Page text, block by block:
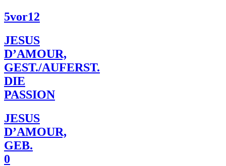
5vor12
JESUS
D’AMOUR,
GEST./AUFERST.
DIE
PASSION
JESUS
D’AMOUR,
GEB.
0